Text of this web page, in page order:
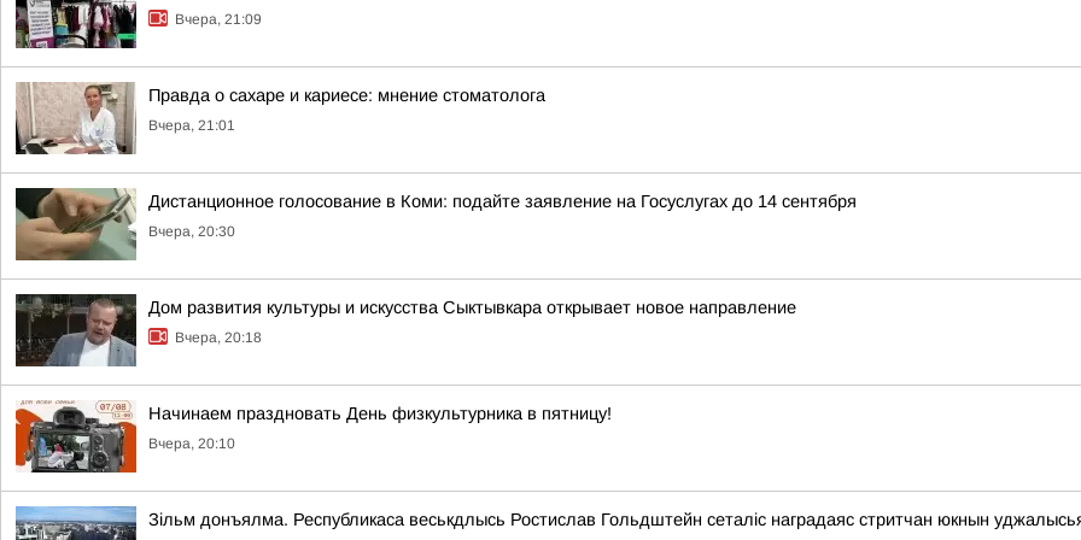
Вчера, 21:09
Правда о сахаре и кариесе: мнение стоматолога
Вчера, 21:01
Дистанционное голосование в Коми: подайте заявление на Госуслугах до 14 сентября
Вчера, 20:30
Дом развития культуры и искусства Сыктывкара открывает новое направление
Вчера, 20:18
Начинаем праздновать День физкультурника в пятницу!
Вчера, 20:10
Зільм донъялма. Республикаса веськдлысь Ростислав Гольдштейн сеталіс наградаяс стритчан юкнын